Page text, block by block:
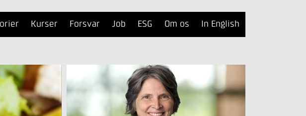
Kurser Forsvar Job ESG Om os In English